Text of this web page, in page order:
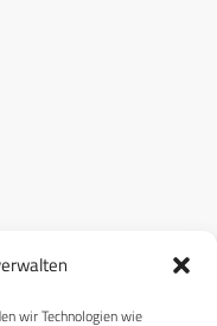
wir Technologien wie